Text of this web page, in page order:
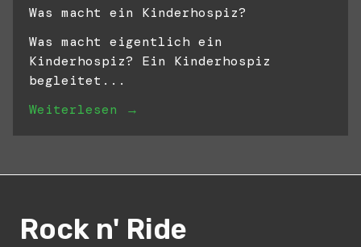
Was macht ein Kinderhospiz?
Was macht eigentlich ein
Kinderhospiz? Ein Kinderhospiz
begleitet...
Weiterlesen →
Rock n' Ride